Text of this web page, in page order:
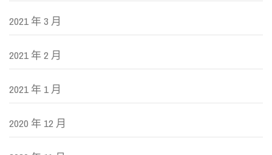
2021 年 3 月
2021 年 2 月
2021 年 1 月
2020 年 12 月